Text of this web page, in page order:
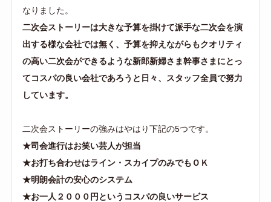
なりました。
二次会ストーリーは大きな予算を掛けて派手な二次会を演
出する様な会社では無く、予算を抑えながらもクオリティ
の高い二次会ができるような新郎新婦さま幹事さまにとっ
てコスパの良い会社であろうと日々、スタッフ全員で努力
しています。
二次会ストーリーの強みはやはり下記の5つです。
★司会進行はお笑い芸人が担当
★お打ち合わせはライン・スカイプのみでもＯＫ
★明朗会計の安心のシステム
★お一人２０００円というコスパの良いサービス